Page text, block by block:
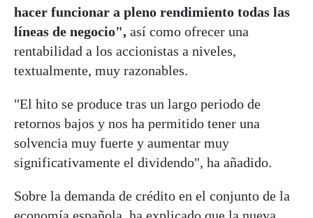
hacer funcionar a pleno rendimiento todas las
líneas de negocio", así como ofrecer una
rentabilidad a los accionistas a niveles,
textualmente, muy razonables.
"El hito se produce tras un largo periodo de
retornos bajos y nos ha permitido tener una
solvencia muy fuerte y aumentar muy
significativamente el dividendo", ha añadido.
Sobre la demanda de crédito en el conjunto de la
economía española, ha explicado que la nueva